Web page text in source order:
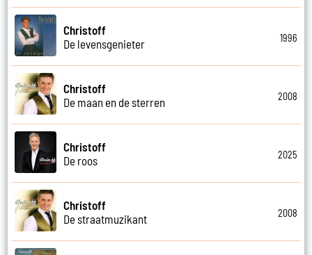
Christoff
De levensgenieter
1996
Christoff
De maan en de sterren
2008
Christoff
De roos
2025
Christoff
De straatmuzikant
2008